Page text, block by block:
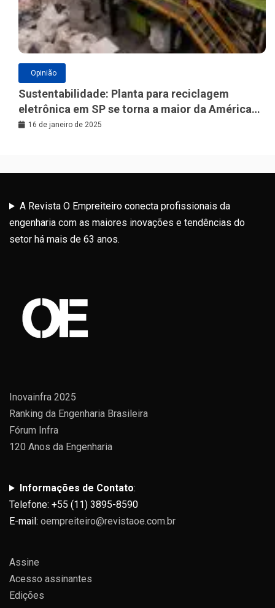
Opinião
Sustentabilidade: Planta para reciclagem
eletrônica em SP se torna a maior da América
Latina
16 de janeiro de 2025
A Revista O Empreiteiro conecta profissionais da
engenharia com as maiores inovações e tendências do
setor há mais de 63 anos.
Inovainfra 2025
Ranking da Engenharia Brasileira
Fórum Infra
120 Anos da Engenharia
Informações de Contato:
Telefone: +55 (11) 3895-8590
E-mail: oempreiteiro@revistaoe.com.br
Assine
Acesso assinantes
Edições